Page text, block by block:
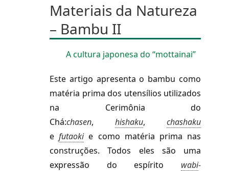
Materiais da Natureza
– Bambu II
A cultura japonesa do “mottainai”
Este artigo apresenta o bambu como
matéria prima dos utensílios utilizados
na Cerimônia do
Chá:chasen, hishaku,
chashaku
e futaoki e como matéria prima nas
construções. Todos eles são uma
expressão do espírito
wabi-